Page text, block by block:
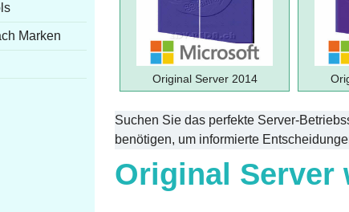
Marken
Original Server 2014
Suchen Sie das perfekte Server-
benötigen, um informierte
Original Server